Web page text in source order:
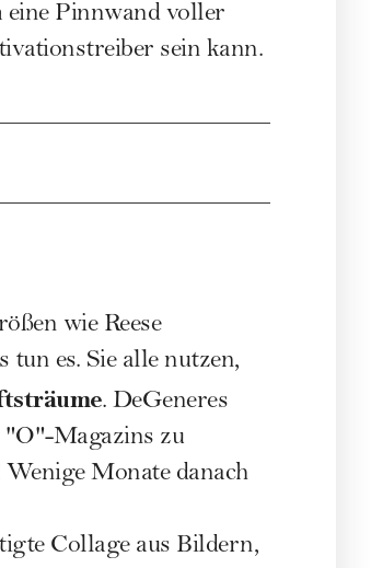
eine Pinnwand voller
sein kann.
wie Reese
es. Sie alle nutzen,
. DeGeneres
"O"-Magazins zu
Monate danach
Collage aus Bildern,